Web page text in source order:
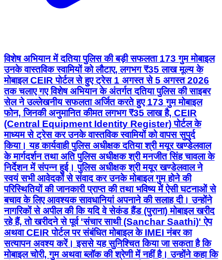
विशेष अभियान में दतिया पुलिस की बड़ी सफलता 173 गुम मोबाइल
उनके वास्तविक स्वामियों को लौटाए, लगभग ₹35 लाख मूल्य के
मोबाइल CEIR पोर्टल से हुए ट्रेस 1 अगस्त से 5 अगस्त 2026
तक चलाए गए विशेष अभियान के अंतर्गत दतिया पुलिस की साइबर
सेल ने उल्लेखनीय सफलता अर्जित करते हुए 173 गुम मोबाइल
फोन, जिनकी अनुमानित कीमत लगभग ₹35 लाख है, CEIR
(Central Equipment Identity Register) पोर्टल के
माध्यम से ट्रेस कर उनके वास्तविक स्वामियों को वापस सुपुर्द
किया। यह कार्यवाही पुलिस अधीक्षक दतिया श्री मयूर खण्डेलवाल
के मार्गदर्शन तथा अति पुलिस अधीक्षक श्री मनजीत सिंह चावला के
निर्देशन में संपन्न हुई। पुलिस अधीक्षक श्री मयूर खण्डेलवाल ने
स्वयं सभी आवेदकों से संवाद कर उनके मोबाइल गुम होने की
परिस्थितियों की जानकारी प्राप्त की तथा भविष्य में ऐसी घटनाओं से
बचाव के लिए आवश्यक सावधानियां अपनाने की सलाह दी। उन्होंने
नागरिकों से अपील की कि यदि वे सेकंड हैंड (पुराना) मोबाइल खरीद
रहे हैं, तो खरीदने से पूर्व 'संचार साथी (Sanchar Saathi)' ऐप
अथवा CEIR पोर्टल पर संबंधित मोबाइल के IMEI नंबर का
सत्यापन अवश्य करें। इससे यह सुनिश्चित किया जा सकता है कि
मोबाइल चोरी, गुम अथवा ब्लॉक की श्रेणी में नहीं है। उन्होंने कहा कि